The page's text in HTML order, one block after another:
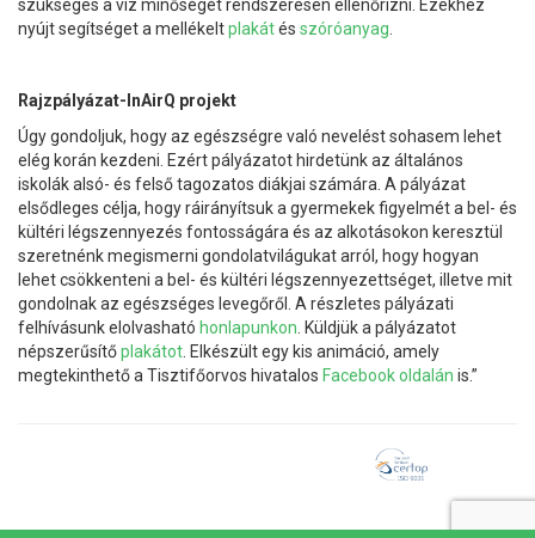
szükséges a víz minőségét rendszeresen ellenőrizni. Ezekhez
nyújt segítséget a mellékeltplakátés szóróanyag
Rajzpályázat-InAirQ projekt
Úgy gondoljuk, hogy az egészségre való nevelést sohasem lehet
elég korán kezdeni. Ezért pályázatot hirdetünk az általános
iskolák alsó- és felső tagozatos diákjai számára. A pályázat
elsődleges célja, hogy ráirányítsuk a gyermekek figyelmét a bel- és
kültéri légszennyezés fontosságára és az alkotásokon keresztül
szeretnénk megismerni gondolatvilágukat arról, hogy hogyan
lehet csökkenteni a bel- és kültéri légszennyezettséget, illetve mit
gondolnak az egészséges levegőről. A részletes pályázati
felhívásunk elolvasható honlapunkon . Küldjük a pályázatot
népszerűsítőplakátot . Elkészült egy kis animáció, amely
megtekinthető a Tisztifőorvos hivatalos Facebook oldalán is.”